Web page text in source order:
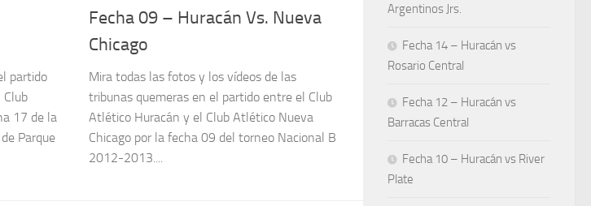
partido
17 de la
Parque
Fecha 09 – Huracán Vs. Nueva
Chicago
Mira todas las fotos y los vídeos de las
tribunas quemeras en el partido entre el Club
Atlético Huracán y el Club Atlético Nueva
Chicago por la fecha 09 del torneo Nacional B
2012-2013....
Argentinos Jrs.
Fecha 14 – Huracán vs
Rosario Central
Fecha 12 – Huracán vs
Barracas Central
Fecha 10 – Huracán vs River
Plate